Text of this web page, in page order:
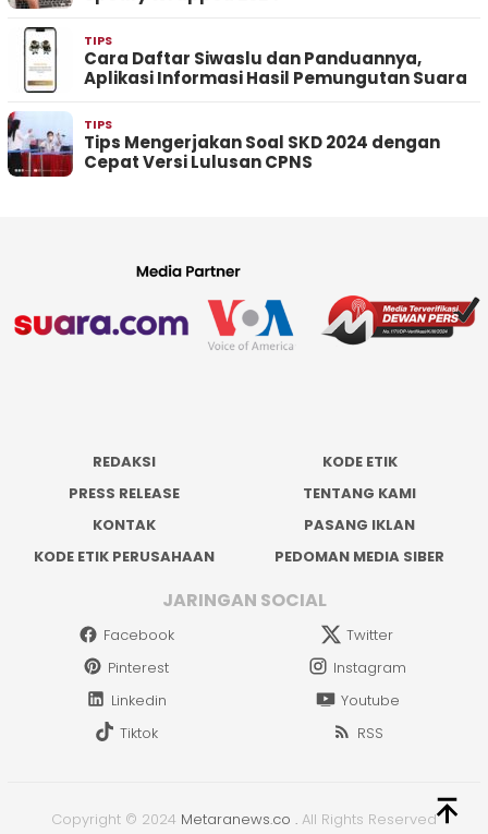
TIPS
Cara Daftar Siwaslu dan Panduannya,
Aplikasi Informasi Hasil Pemungutan Suara
TIPS
Tips Mengerjakan Soal SKD 2024 dengan
Cepat Versi Lulusan CPNS
REDAKSI
KODE ETIK
PRESS RELEASE
TENTANG KAMI
KONTAK
PASANG IKLAN
KODE ETIK PERUSAHAAN
PEDOMAN MEDIA SIBER
JARINGAN SOCIAL
Facebook
Twitter
Pinterest
Instagram
Linkedin
Youtube
Tiktok
RSS
Copyright © 2024 Metaranews.co . All Rights Reserved